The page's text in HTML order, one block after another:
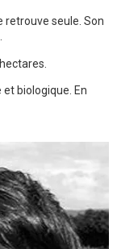
retrouve seule. Son
biologique. En